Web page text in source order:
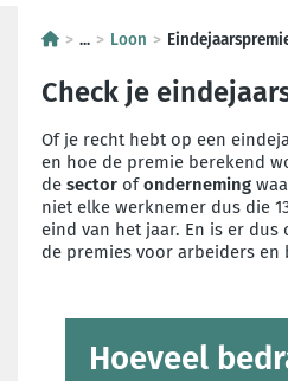
... Loon
Check je
Of je recht hebt op een
en hoe de premie berekend
de sector ofonderneming
niet elke werknemer dus die
eind van het jaar. En is er dus
de premies voor arbeiders en
Hoeveel